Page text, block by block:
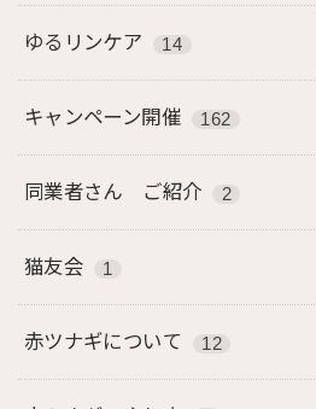
ゆるリンケア 14
キャンペーン開催 162
同業者さん ご紹介 2
猫友会 1
赤ツナギについて 12